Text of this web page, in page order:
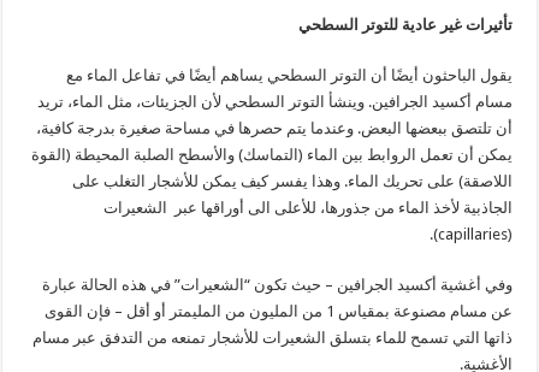
تأثيرات غير عادية للتوتر السطحي
يقول الباحثون أيضًا أن التوتر السطحي يساهم أيضًا في تفاعل الماء مع
مسام أكسيد الجرافين. وينشأ التوتر السطحي لأن الجزيئات، مثل الماء، تريد
أن تلتصق ببعضها البعض. وعندما يتم حصرها في مساحة صغيرة بدرجة كافية،
يمكن أن تعمل الروابط بين الماء (التماسك) والأسطح الصلبة المحيطة (القوة
اللاصقة) على تحريك الماء. وهذا يفسر كيف يمكن للأشجار التغلب على
الجاذبية لأخذ الماء من جذورها، للأعلى الى أوراقها عبر الشعيرات
(capillaries).
وفي أغشية أكسيد الجرافين – حيث تكون “الشعيرات” في هذه الحالة عبارة
عن مسام مصنوعة بمقياس 1 من المليون من المليمتر أو أقل – فإن القوى
ذاتها التي تسمح للماء بتسلق الشعيرات للأشجار تمنعه ​​من التدفق عبر مسام
الأغشية.